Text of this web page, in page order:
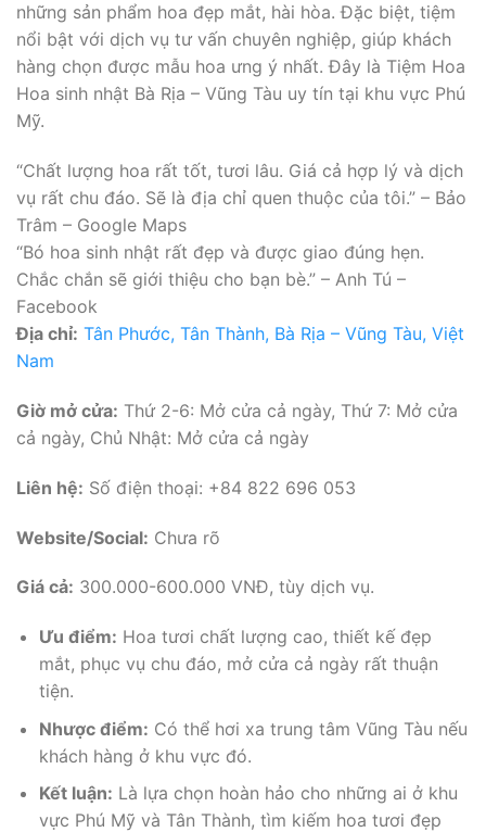
những sản phẩm hoa đẹp mắt, hài hòa. Đặc biệt, tiệm
nổi bật với dịch vụ tư vấn chuyên nghiệp, giúp khách
hàng chọn được mẫu hoa ưng ý nhất. Đây là Tiệm Hoa
Hoa sinh nhật Bà Rịa – Vũng Tàu uy tín tại khu vực Phú
Mỹ.
“Chất lượng hoa rất tốt, tươi lâu. Giá cả hợp lý và dịch
vụ rất chu đáo. Sẽ là địa chỉ quen thuộc của tôi.” – Bảo
Trâm – Google Maps
“Bó hoa sinh nhật rất đẹp và được giao đúng hẹn.
Chắc chắn sẽ giới thiệu cho bạn bè.” – Anh Tú –
Facebook
Địa chỉ: Tân Phước, Tân Thành, Bà Rịa – Vũng Tàu, Việt
Nam
Giờ mở cửa: Thứ 2-6: Mở cửa cả ngày, Thứ 7: Mở cửa
cả ngày, Chủ Nhật: Mở cửa cả ngày
Liên hệ: Số điện thoại: +84 822 696 053
Website/Social: Chưa rõ
Giá cả: 300.000-600.000 VNĐ, tùy dịch vụ.
Ưu điểm: Hoa tươi chất lượng cao, thiết kế đẹp
mắt, phục vụ chu đáo, mở cửa cả ngày rất thuận
tiện.
Nhược điểm: Có thể hơi xa trung tâm Vũng Tàu nếu
khách hàng ở khu vực đó.
Kết luận: Là lựa chọn hoàn hảo cho những ai ở khu
vực Phú Mỹ và Tân Thành, tìm kiếm hoa tươi đẹp